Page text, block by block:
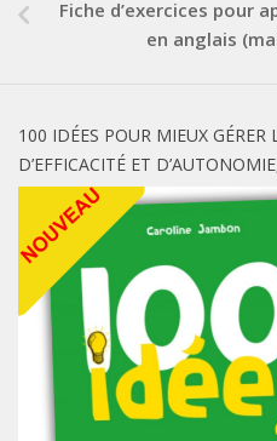
Fiche d’exercices pour
en anglais
100 IDÉES POUR MIEUX GÉRER
D’EFFICACITÉ ET